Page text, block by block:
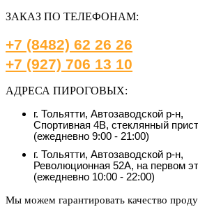
ЗАКАЗ ПО ТЕЛЕФОНАМ:
+7 (8482) 62 26 26
+7 (927) 706 13 10
АДРЕСА ПИРОГОВЫХ:
г. Тольятти, Автозаводской р-н,
Спортивная 4В, стеклянный
(ежедневно 9:00 - 21:00)
г. Тольятти, Автозаводской р-н,
Революционная 52А, на первом
(ежедневно 10:00 - 22:00)
Мы можем гарантировать качество